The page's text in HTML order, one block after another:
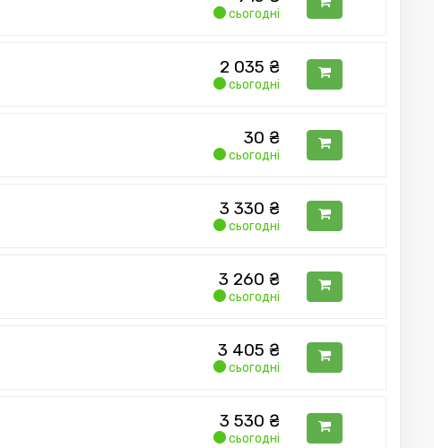
сьогодні
2 035 ₴
сьогодні
30 ₴
сьогодні
3 330 ₴
сьогодні
3 260 ₴
сьогодні
3 405 ₴
сьогодні
3 530 ₴
сьогодні